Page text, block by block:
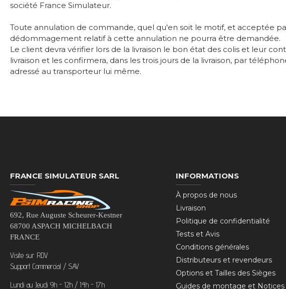
société France Simulateur.
Toute annulation de commande, quel qu'en soit le motif, et acceptée
dédommagement relatif à cette annulation ne pourra être demandée.
Le client devra vérifier lors de la livraison le bon état des colis et leur
livraison et les confirmera, dans les trois jours de la livraison, par
adressé au transporteur lui même.
FRANCE SIMULATEUR SARL
692, Rue Auguste Scheurer-Kestner
68700 ASPACH MICHELBACH
FRANCE
Visite sur RDV
Support Commercial / SAV
Lundi au Jeudi 9h - 12h / 14h - 17h
INFORMATIONS
À propos de nous
Livraison
Politique de confidentialité
Tests et Avis
Conditions générales
Distributeurs et revendeurs
Options et Tailles des Sièges
Guides de montage et Notices